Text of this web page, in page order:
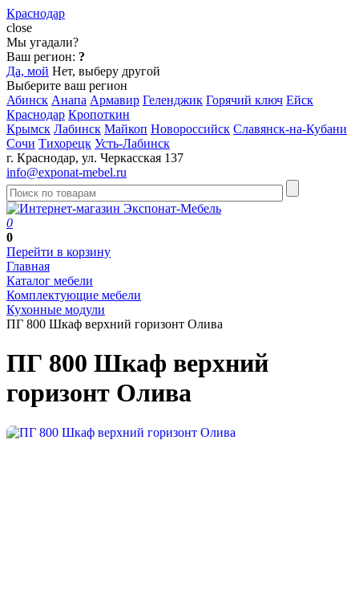
Краснодар
close
Мы угадали?
Ваш регион: ?
Да, мой Нет, выберу другой
Выберите ваш регион
Абинск Анапа Армавир Геленджик Горячий ключ Ейск
Краснодар Кропоткин
Крымск Лабинск Майкоп Новороссийск Славянск-на-Кубани
Сочи Тихорецк Усть-Лабинск
г. Краснодар, ул. Черкасская 137
info@exponat-mebel.ru
0
0
Перейти в корзину
Главная
Каталог мебели
Комплектующие мебели
Кухонные модули
ПГ 800 Шкаф верхний горизонт Олива
ПГ 800 Шкаф верхний
горизонт Олива